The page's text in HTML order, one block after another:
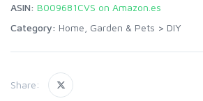
ASIN: B009681CVS on Amazon.es
Category: Home, Garden & Pets > DIY
Share: